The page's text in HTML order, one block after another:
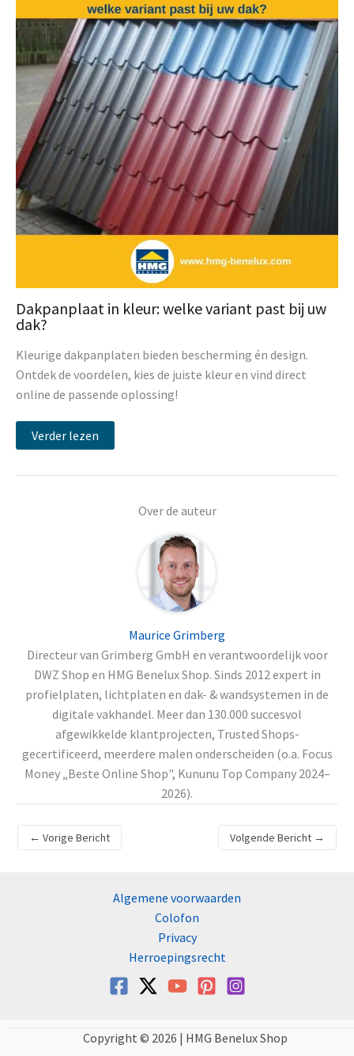
Dakpanplaat in kleur: welke variant past bij uw
dak?
Kleurige dakpanplaten bieden bescherming én design.
Ontdek de voordelen, kies de juiste kleur en vind direct
online de passende oplossing!
Verder lezen
Over de auteur
Maurice Grimberg
Directeur van Grimberg GmbH en verantwoordelijk voor
DWZ Shop en HMG Benelux Shop. Sinds 2012 expert in
profielplaten, lichtplaten en dak- & wandsystemen in de
digitale vakhandel. Meer dan 130.000 succesvol
afgewikkelde klantprojecten, Trusted Shops-
gecertificeerd, meerdere malen onderscheiden (o.a. Focus
Money „Beste Online Shop", Kununu Top Company 2024–
2026).
← Vorige Bericht Volgende Bericht →
Algemene voorwaarden
Colofon
Privacy
Herroepingsrecht
Copyright © 2026 | HMG Benelux Shop